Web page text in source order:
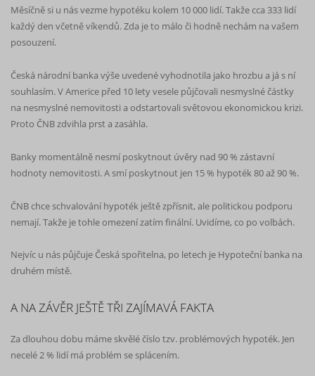
Měsíčně si u nás vezme hypotéku kolem 10 000 lidí. Takže cca 333 lidí
každý den včetně víkendů. Zda je to málo či hodně nechám na vašem
posouzení.
Česká národní banka výše uvedené vyhodnotila jako hrozbu a já s ní
souhlasím. V Americe před 10 lety vesele půjčovali nesmyslné částky
na nesmyslné nemovitosti a odstartovali světovou ekonomickou krizi.
Proto ČNB zdvihla prst a zasáhla.
Banky momentálně nesmí poskytnout úvěry nad 90 % zástavní
hodnoty nemovitosti. A smí poskytnout jen 15 % hypoték 80 až 90 %.
ČNB chce schvalování hypoték ještě zpřísnit, ale politickou podporu
nemají. Takže je tohle omezení zatím finální. Uvidíme, co po volbách.
Nejvíc u nás půjčuje Česká spořitelna, po letech je Hypoteční banka na
druhém místě.
A NA ZÁVĚR JEŠTĚ TŘI ZAJÍMAVÁ FAKTA
Za dlouhou dobu máme skvělé číslo tzv. problémových hypoték. Jen
necelé 2 % lidí má problém se splácením.